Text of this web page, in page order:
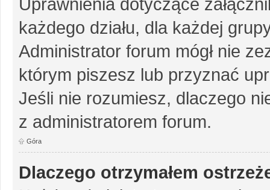
każdego działu, dla każdej
Administrator forum mógł nie
którym piszesz lub przyznać
Jeśli nie rozumiesz, dlaczego
z administratorem forum.
Góra
Dlaczego otrzymałem